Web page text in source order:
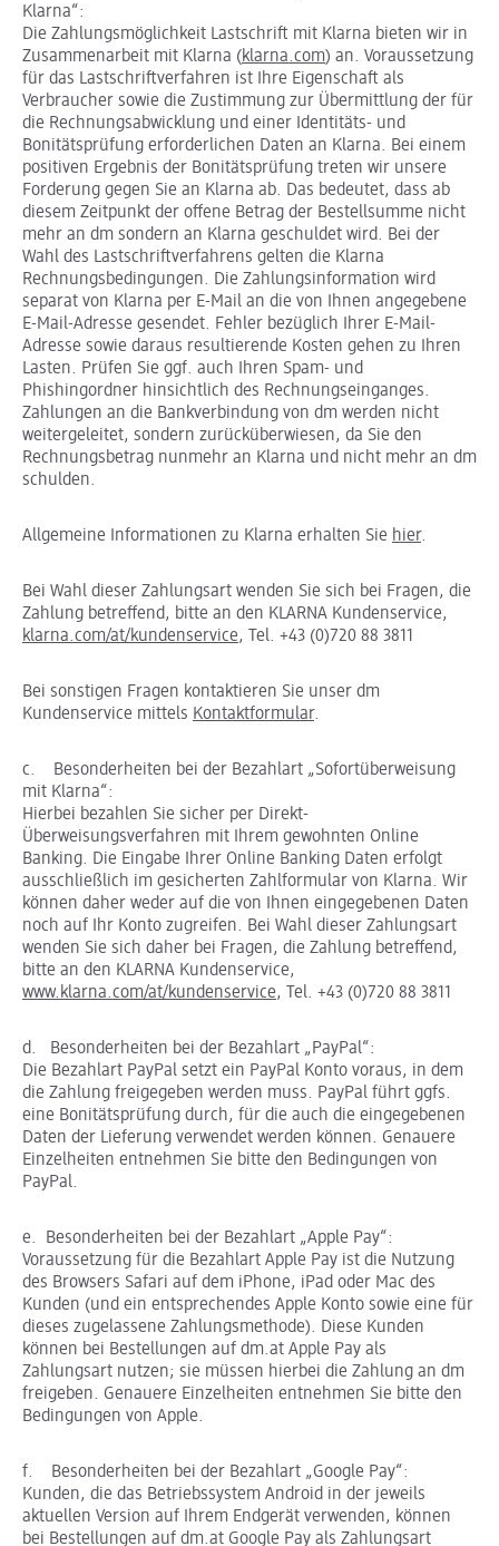
Klarna“:
Die Zahlungsmöglichkeit Lastschrift mit Klarna bieten wir in
Zusammenarbeit mit Klarna (klarna.com) an. Voraussetzung
für das Lastschriftverfahren ist Ihre Eigenschaft als
Verbraucher sowie die Zustimmung zur Übermittlung der für
die Rechnungsabwicklung und einer Identitäts- und
Bonitätsprüfung erforderlichen Daten an Klarna. Bei einem
positiven Ergebnis der Bonitätsprüfung treten wir unsere
Forderung gegen Sie an Klarna ab. Das bedeutet, dass ab
diesem Zeitpunkt der offene Betrag der Bestellsumme nicht
mehr an dm sondern an Klarna geschuldet wird. Bei der
Wahl des Lastschriftverfahrens gelten die Klarna
Rechnungsbedingungen. Die Zahlungsinformation wird
separat von Klarna per E-Mail an die von Ihnen angegebene
E-Mail-Adresse gesendet. Fehler bezüglich Ihrer E-Mail-
Adresse sowie daraus resultierende Kosten gehen zu Ihren
Lasten. Prüfen Sie ggf. auch Ihren Spam- und
Phishingordner hinsichtlich des Rechnungseinganges.
Zahlungen an die Bankverbindung von dm werden nicht
weitergeleitet, sondern zurücküberwiesen, da Sie den
Rechnungsbetrag nunmehr an Klarna und nicht mehr an dm
schulden.
Allgemeine Informationen zu Klarna erhalten Sie hier.
Bei Wahl dieser Zahlungsart wenden Sie sich bei Fragen, die
Zahlung betreffend, bitte an den KLARNA Kundenservice,
klarna.com/at/kundenservice, Tel. +43 (0)720 88 3811
Bei sonstigen Fragen kontaktieren Sie unser dm
Kundenservice mittels Kontaktformular.
c. Besonderheiten bei der Bezahlart „Sofortüberweisung
mit Klarna“:
Hierbei bezahlen Sie sicher per Direkt-
Überweisungsverfahren mit Ihrem gewohnten Online
Banking. Die Eingabe Ihrer Online Banking Daten erfolgt
ausschließlich im gesicherten Zahlformular von Klarna. Wir
können daher weder auf die von Ihnen eingegebenen Daten
noch auf Ihr Konto zugreifen. Bei Wahl dieser Zahlungsart
wenden Sie sich daher bei Fragen, die Zahlung betreffend,
bitte an den KLARNA Kundenservice,
www.klarna.com/at/kundenservice, Tel. +43 (0)720 88 3811
d. Besonderheiten bei der Bezahlart „PayPal“:
Die Bezahlart PayPal setzt ein PayPal Konto voraus, in dem
die Zahlung freigegeben werden muss. PayPal führt ggfs.
eine Bonitätsprüfung durch, für die auch die eingegebenen
Daten der Lieferung verwendet werden können. Genauere
Einzelheiten entnehmen Sie bitte den Bedingungen von
PayPal.
e. Besonderheiten bei der Bezahlart „Apple Pay“:
Voraussetzung für die Bezahlart Apple Pay ist die Nutzung
des Browsers Safari auf dem iPhone, iPad oder Mac des
Kunden (und ein entsprechendes Apple Konto sowie eine für
dieses zugelassene Zahlungsmethode). Diese Kunden
können bei Bestellungen auf dm.at Apple Pay als
Zahlungsart nutzen; sie müssen hierbei die Zahlung an dm
freigeben. Genauere Einzelheiten entnehmen Sie bitte den
Bedingungen von Apple.
f. Besonderheiten bei der Bezahlart „Google Pay“:
Kunden, die das Betriebssystem Android in der jeweils
aktuellen Version auf Ihrem Endgerät verwenden, können
bei Bestellungen auf dm.at Google Pay als Zahlungsart